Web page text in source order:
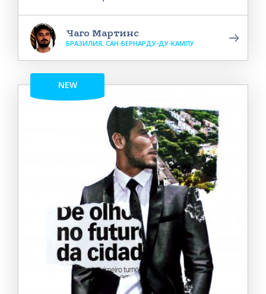
Чаго Мартинс
БРАЗИЛИЯ, САН-БЕРНАРДУ-ДУ-КАМПУ
NEW